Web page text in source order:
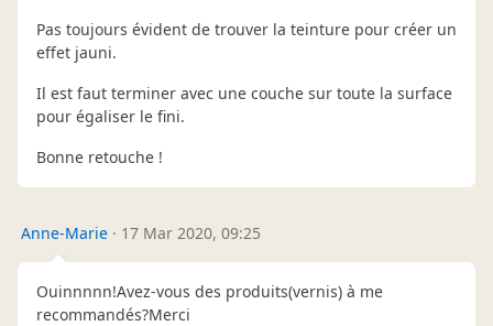
Pas toujours évident de trouver la teinture pour créer un
effet jauni.
Il est faut terminer avec une couche sur toute la surface
pour égaliser le fini.
Bonne retouche !
Anne-Marie · 17 Mar 2020, 09:25
Ouinnnnn!Avez-vous des produits(vernis) à me
recommandés?Merci